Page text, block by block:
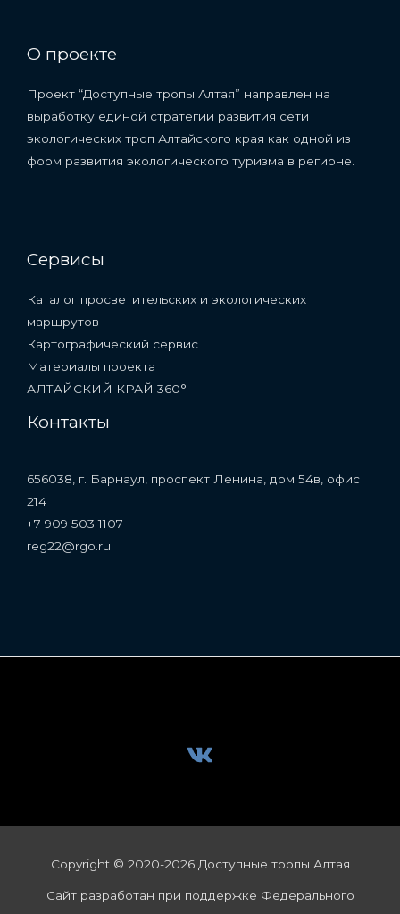
О проекте
Проект “Доступные тропы Алтая” направлен на
выработку единой стратегии развития сети
экологических троп Алтайского края как одной из
форм развития экологического туризма в регионе.
Сервисы
Каталог просветительских и экологических
маршрутов
Картографический сервис
Материалы проекта
АЛТАЙСКИЙ КРАЙ 360°
Контакты
656038, г. Барнаул, проспект Ленина, дом 54в, офис
214
+7 909 503 1107
reg22@rgo.ru
Copyright © 2020-2026 Доступные тропы Алтая
Сайт разработан при поддержке Федерального